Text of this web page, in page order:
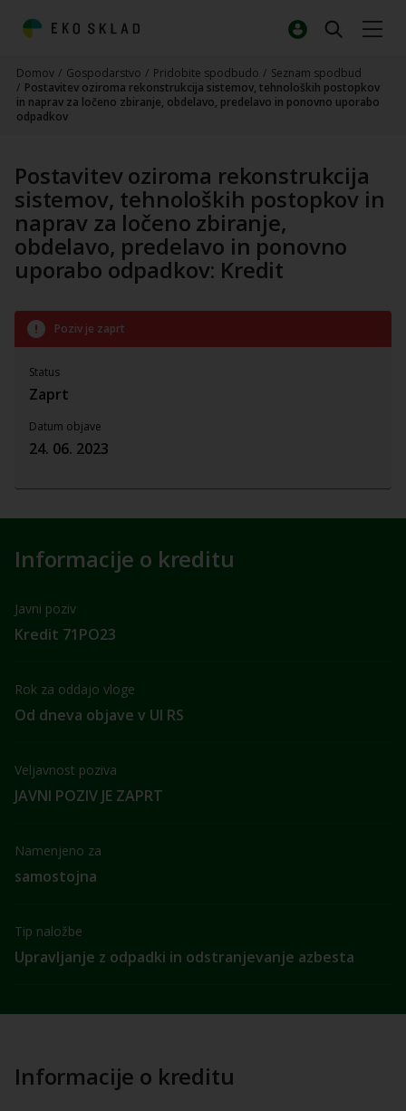
Domov / Gospodarstvo / Pridobite spodbudo / Seznam spodbud
/ Postavitev oziroma rekonstrukcija sistemov, tehnoloških postopkov
in naprav za ločeno zbiranje, obdelavo, predelavo in ponovno uporabo
odpadkov
Postavitev oziroma rekonstrukcija
sistemov, tehnoloških postopkov in
naprav za ločeno zbiranje,
obdelavo, predelavo in ponovno
uporabo odpadkov: Kredit
Informacije o kreditu
Javni poziv
Kredit 71PO23
Rok za oddajo vloge
Od dneva objave v Ul RS
Veljavnost poziva
JAVNI POZIV JE ZAPRT
Namenjeno za
samostojna
Tip naložbe
Upravljanje z odpadki in odstranjevanje azbesta
Informacije o kreditu
Poziv je zaprt
Status
Zaprt
Datum objave
24. 06. 2023